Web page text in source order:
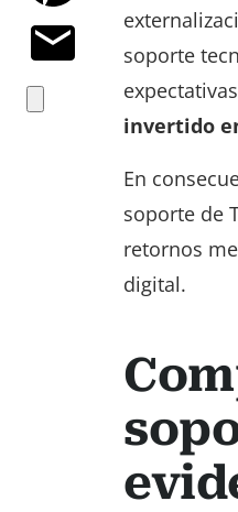
soporte
invertido
En
soporte de
retornos
digital.